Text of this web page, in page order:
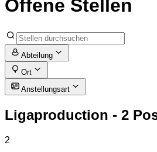
Offene Stellen
Abteilung
Ort
Anstellungsart
Ligaproduction - 2
2